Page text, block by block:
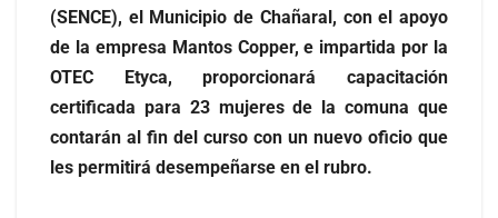
(SENCE), el Municipio de Chañaral, con el apoyo
de la empresa Mantos Copper, e impartida por la
OTEC Etyca, proporcionará capacitación
certificada para 23 mujeres de la comuna que
contarán al fin del curso con un nuevo oficio que
les permitirá desempeñarse en el rubro.